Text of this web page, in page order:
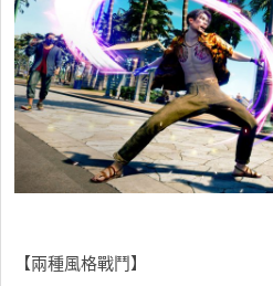
【兩種風格戰鬥】